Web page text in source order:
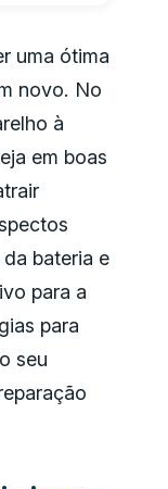
uma ótima
novo. No
à
em boas
bateria e
para a
para
seu